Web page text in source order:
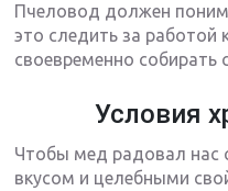
Пчеловод должен
это следить за работой
своевременно собирать
Условия
Чтобы мед радовал
вкусом и целебными